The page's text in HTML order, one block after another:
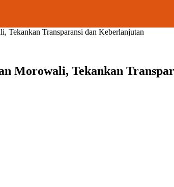
Tekankan Transparansi dan Keberlanjutan
Morowali, Tekankan